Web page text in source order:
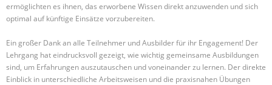
ermöglichten es ihnen, das erworbene Wissen direkt anzuwenden und sich
optimal auf künftige Einsätze vorzubereiten.
Ein großer Dank an alle Teilnehmer und Ausbilder für ihr Engagement! Der
Lehrgang hat eindrucksvoll gezeigt, wie wichtig gemeinsame Ausbildungen
sind, um Erfahrungen auszutauschen und voneinander zu lernen. Der direkte
Einblick in unterschiedliche Arbeitsweisen und die praxisnahen Übungen